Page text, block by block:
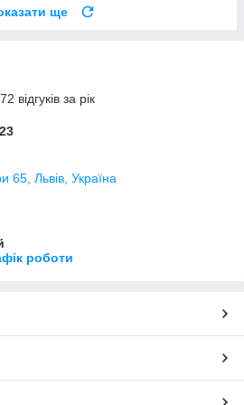
ще
відгуків за рік
65, Львів, Україна
роботи